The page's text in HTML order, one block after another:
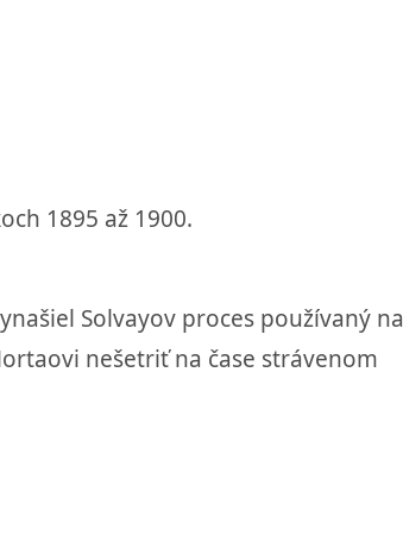
1895 až 1900.
Solvayov proces používaný na
nešetriť na čase strávenom